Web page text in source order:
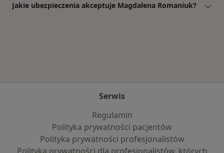
Jakie ubezpieczenia akceptuje Magdalena Romaniuk?
Serwis
Regulamin
Polityka prywatności pacjentów
Polityka prywatności profesjonalistów